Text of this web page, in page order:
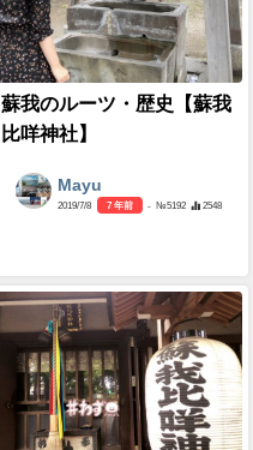
蘇我のルーツ・歴史【蘇我
比咩神社】
Mayu
2019/7/8 7 年前 - №5192 2548